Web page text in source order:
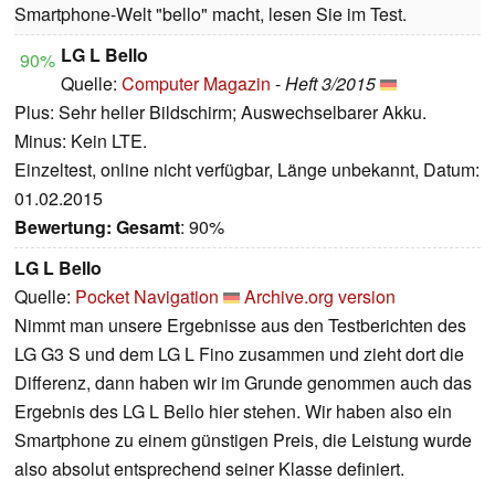
Smartphone-Welt "bello" macht, lesen Sie im Test.
90% LG L Bello
Quelle: Computer Magazin -Heft 3/2015
Plus: Sehr heller Bildschirm; Auswechselbarer Akku.
Minus: Kein LTE.
Einzeltest, online nicht verfügbar, Länge unbekannt, Datum:
01.02.2015
Bewertung: Gesamt: 90%
LG L Bello
Quelle: Pocket Navigation
Archive.org version
Nimmt man unsere Ergebnisse aus den Testberichten des
LG G3 S und dem LG L Fino zusammen und zieht dort die
Differenz, dann haben wir im Grunde genommen auch das
Ergebnis des LG L Bello hier stehen. Wir haben also ein
Smartphone zu einem günstigen Preis, die Leistung wurde
also absolut entsprechend seiner Klasse definiert.